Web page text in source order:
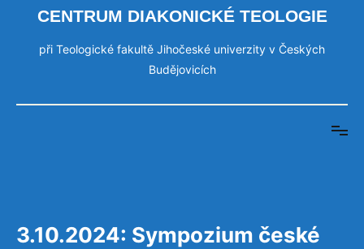
CENTRUM DIAKONICKÉ TEOLOGIE
při Teologické fakultě Jihočeské univerzity v Českých
Budějovicích
3.10.2024: Sympozium české